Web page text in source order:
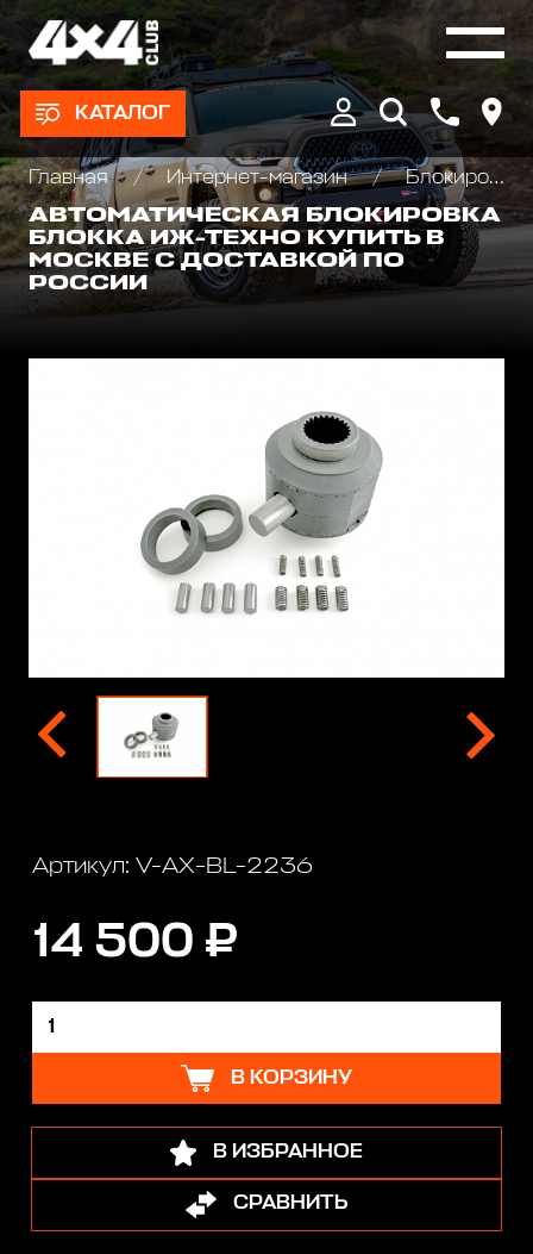
КАТАЛОГ
Главная Интернет-магазин
Блокировки дифференциала, Хабы колесные
АВТОМАТИЧЕСКАЯ БЛОКИРОВКА
БЛОККА ИЖ-ТЕХНО КУПИТЬ В
МОСКВЕ С ДОСТАВКОЙ ПО
РОССИИ
Артикул: V-AX-BL-2236
14 500 ₽
В КОРЗИНУ
В ИЗБРАННОЕ
СРАВНИТЬ